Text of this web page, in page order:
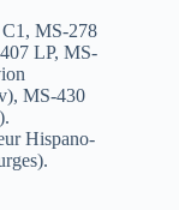
MS-278
LP, MS-
MS-430
Hispano-